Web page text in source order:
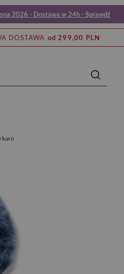
2026 - Dostawa w 24h - Sprawdź
DOSTAWA od 299,00 PLN
karo